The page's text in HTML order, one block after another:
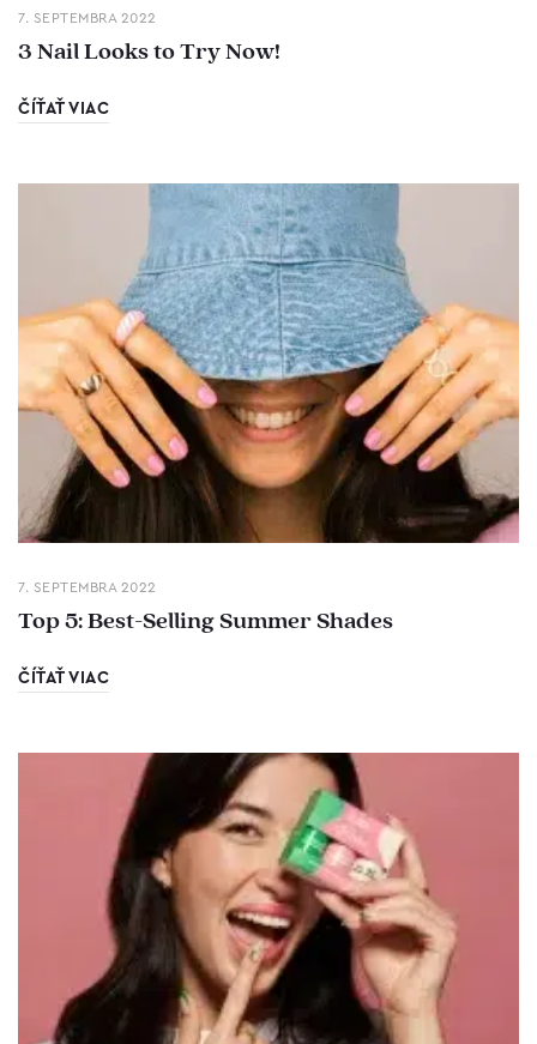
7. SEPTEMBRA 2022
3 Nail Looks to Try Now!
ČÍŤAŤ VIAC
7. SEPTEMBRA 2022
Top 5: Best-Selling Summer Shades
ČÍŤAŤ VIAC